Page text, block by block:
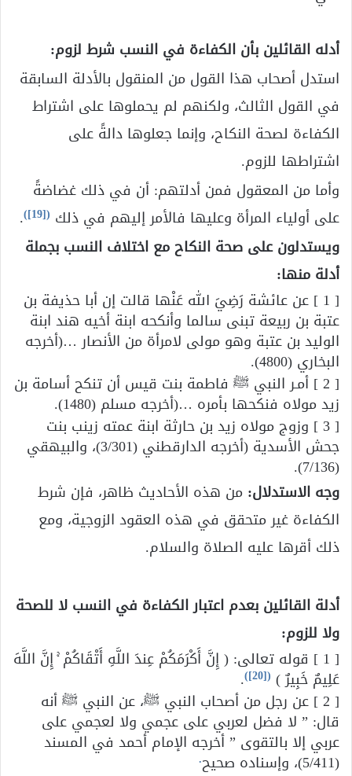
أدله القائلين بأن الكفاءة في النسب شرط لزوم:
استدل أصحاب هذا القول من المنقول بالأدلة السابقة
في القول الثالث، ولكنهم لم يحملوها على اشتراط
الكفاءة لصحة النكاح، وإنما جعلوها دالةً على
اشتراطها للزوم.
وأما من المعقول فمن أدلتهم: أن في ذلك غضاضةً
على أولياء المرأة وعليها فالأمر إليهم في ذلك (
[19]
)
.
ويستدلون على صحة النكاح مع اختلاف النسب بجملة
أدلة منها:
[ 1 ] عن عائشة رَضِيَ الله عَنْها قالت إن أبا حذيفة بن
عتبة بن ربيعة تبنى سالما وأنكحه ابنة أخيه هند ابنة
الوليد بن عتبة وهو مولى لامرأة من الأنصار …(أخرجه
البخاري (4800).
[ 2 ] أمـر النبي ﷺ فاطمة بنت قيس أن تنكح أسامة بن
زيد مولاه فنكحها بأمره …(أخرجه مسلم (1480).
[ 3 ] وزوج مولاه زيد بن حارثة ابنة عمته زينب بنت
جحش الأسدية (أخرجه الدارقطني (3/301)، والبيهقي
(7/136).
وجه الاستدلال: من هذه الأحاديث ظاهر، فإن شرط
الكفاءة غير متحقق في هذه العقود الزوجية، ومع
ذلك أقرها عليه الصلاة والسلام.
أدلة القائلين بعدم اعتبار الكفاءة في النسب لا للصحة
ولا للزوم:
[ 1 ] قوله تعالى: ( إِنَّ أَكْرَمَكُمْ عِندَ اللَّهِ أَتْقَاكُمْ ۚ إِنَّ اللَّهَ
عَلِيمٌ خَبِيرٌ ) (
[20]
)
.
[ 2 ] عن رجل من أصحاب النبي ﷺ، عن النبي ﷺ أنه
قال: ” لا فضل لعربي على عجمي ولا لعجمي على
عربي إلا بالتقوى ” أخرجه الإمام أحمد في المسند
(5/411)، وإسناده صحيح .